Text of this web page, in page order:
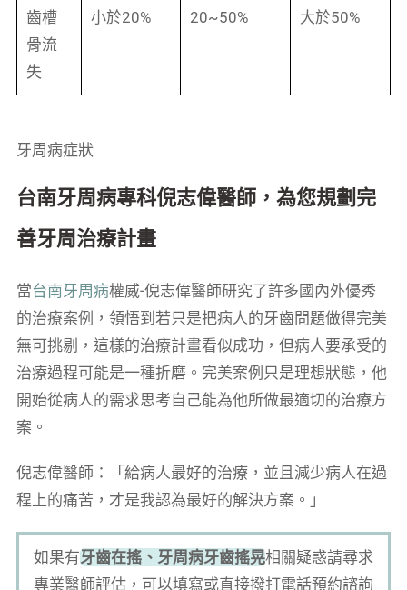
齒槽
骨流
失
小於20% 20~50% 大於50%
牙周病症狀
台南牙周病專科倪志偉醫師，為您規劃完
善牙周治療計畫
當台南牙周病權威-倪志偉醫師研究了許多國內外優秀
的治療案例，領悟到若只是把病人的牙齒問題做得完美
無可挑剔，這樣的治療計畫看似成功，但病人要承受的
治療過程可能是一種折磨。完美案例只是理想狀態，他
開始從病人的需求思考自己能為他所做最適切的治療方
案。
倪志偉醫師：「給病人最好的治療，並且減少病人在過
程上的痛苦，才是我認為最好的解決方案。」
如果有牙齒在搖、牙周病牙齒搖晃相關疑惑請尋求
專業醫師評估，可以填寫或直接撥打電話預約諮詢